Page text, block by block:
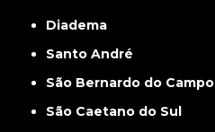
Diadema
Santo André
São Bernardo do Campo
São Caetano do Sul